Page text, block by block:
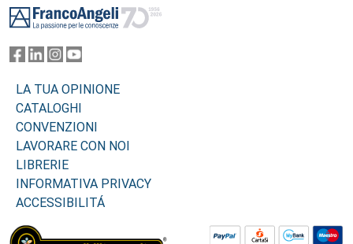
LA TUA OPINIONE
CATALOGHI
CONVENZIONI
LAVORARE CON NOI
LIBRERIE
INFORMATIVA PRIVACY
ACCESSIBILITÁ